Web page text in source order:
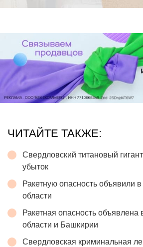
ЧИТАЙТЕ ТАКЖЕ:
Свердловский титановый
убыток
Ракетную опасность объявили
области
Ракетная опасность объявлена
области и Башкирии
Свердловская криминальная